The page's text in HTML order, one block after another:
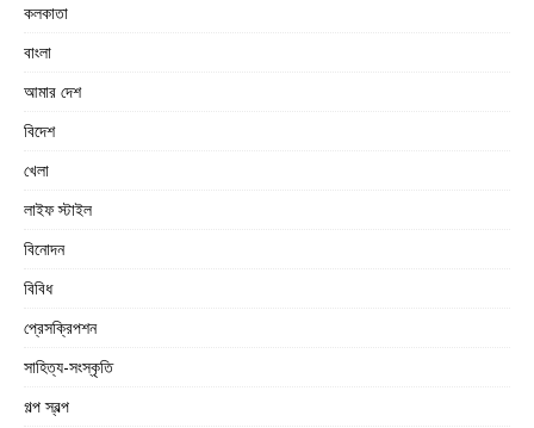
কলকাতা
বাংলা
আমার দেশ
বিদেশ
খেলা
লাইফ স্টাইল
বিনোদন
বিবিধ
প্রেসক্রিপশন
সাহিত্য-সংস্কৃতি
গল্প স্বল্প